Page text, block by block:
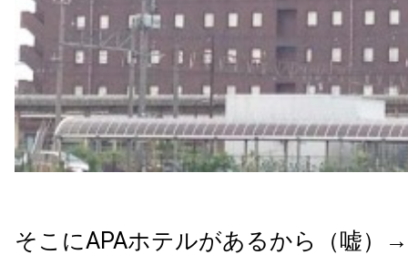
そこにAPAホテルがあるから（嘘